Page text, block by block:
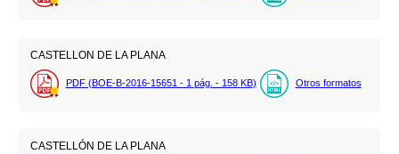
CASTELLON DE LA PLANA
PDF (BOE-B-2016-15651 - 1 pág. - 158 KB) Otros formatos
CASTELLÓN DE LA PLANA